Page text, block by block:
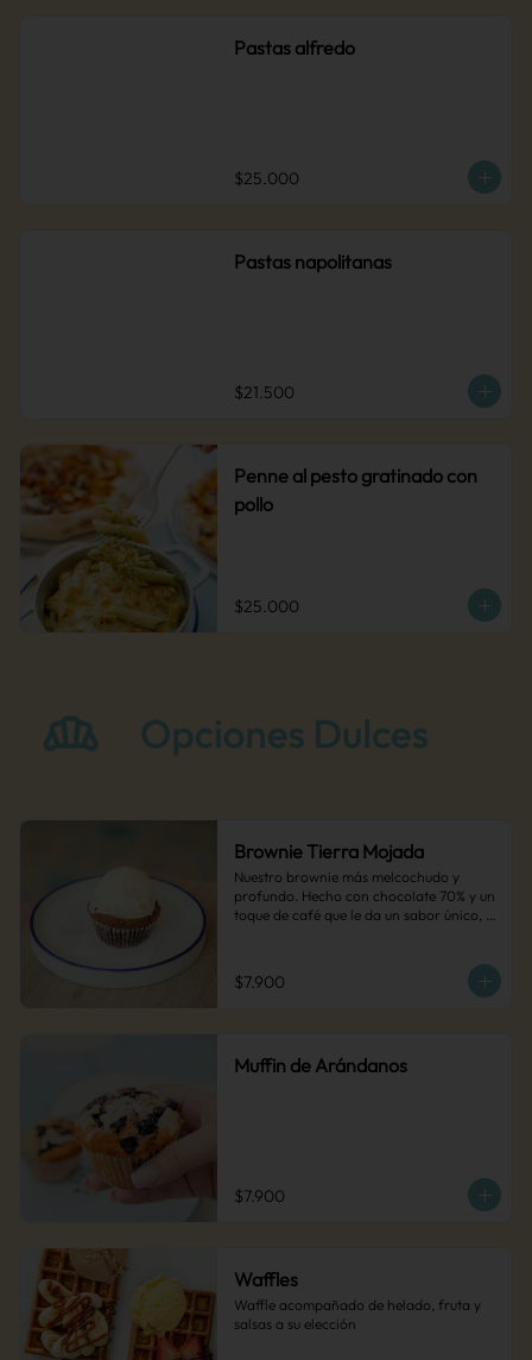
Pastas alfredo
$25.000
Pastas napolitanas
$21.500
Penne al pesto gratinado con
pollo
$25.000
Brownie Tierra Mojada
Nuestro brownie más melcochudo y
profundo. Hecho con chocolate 70% y un
toque de café que le da un sabor único,
$7.900
Muffin de Arándanos
$7.900
Waffles
Waffle acompañado de helado, fruta y
salsas a su elección